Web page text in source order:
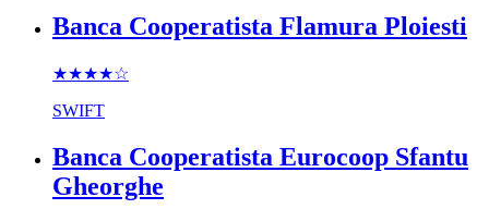
Banca Cooperatista Flamura Ploiesti
★★★★☆
SWIFT
Banca Cooperatista Eurocoop Sfantu
Gheorghe